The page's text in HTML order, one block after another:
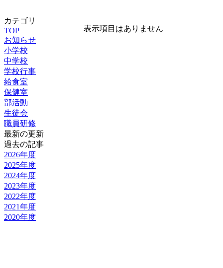
カテゴリ
TOP
お知らせ
小学校
中学校
学校行事
給食室
保健室
部活動
生徒会
職員研修
最新の更新
過去の記事
2026年度
2025年度
2024年度
2023年度
2022年度
2021年度
2020年度
表示項目はありません